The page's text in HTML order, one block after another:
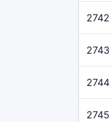
2742
2743
2744
2745